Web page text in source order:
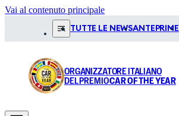
Vai al contenuto principale
TUTTE LE NEWSANTEPRIME
ORGANIZZATORE ITALIANO
DEL PREMIOCAR OF THE YEAR